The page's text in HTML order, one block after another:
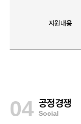
지원내용
공정경쟁
Social
04